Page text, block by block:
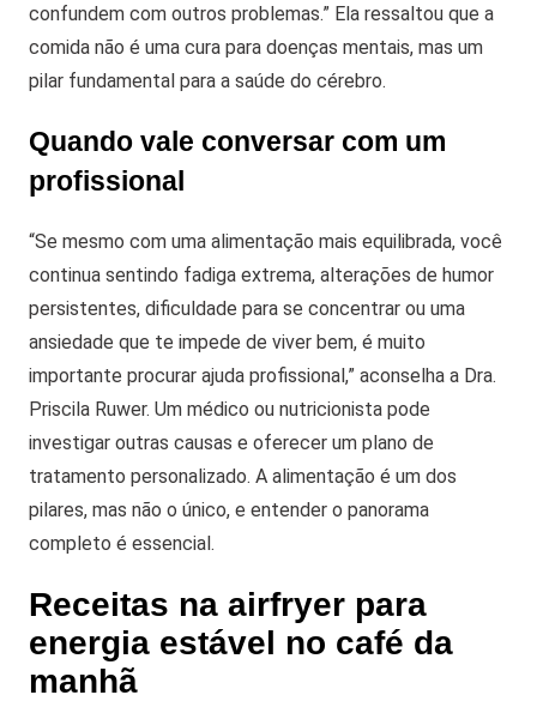
confundem com outros problemas.” Ela ressaltou que a
comida não é uma cura para doenças mentais, mas um
pilar fundamental para a saúde do cérebro.
Quando vale conversar com um
profissional
“Se mesmo com uma alimentação mais equilibrada, você
continua sentindo fadiga extrema, alterações de humor
persistentes, dificuldade para se concentrar ou uma
ansiedade que te impede de viver bem, é muito
importante procurar ajuda profissional,” aconselha a Dra.
Priscila Ruwer. Um médico ou nutricionista pode
investigar outras causas e oferecer um plano de
tratamento personalizado. A alimentação é um dos
pilares, mas não o único, e entender o panorama
completo é essencial.
Receitas na airfryer para
energia estável no café da
manhã